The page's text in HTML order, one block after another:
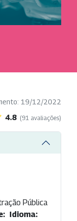
19/12/2022
4.8 (91 avaliações)
Pública
Idioma: